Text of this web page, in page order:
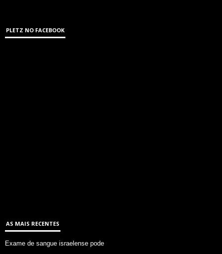
PLETZ NO FACEBOOK
AS MAIS RECENTES
Exame de sangue israelense pode